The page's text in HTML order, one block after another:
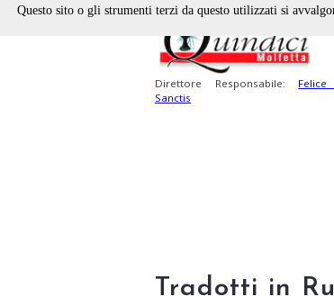
Direttore Responsabile:
Sanctis
Tradotti in
Questo sito o gli strumenti terzi da questo utilizzati si